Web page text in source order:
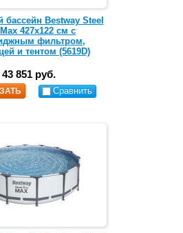
бассейн Bestway Steel
427х122 см с
фильтром,
и тентом (5619D)
43 851 руб.
Сравнить